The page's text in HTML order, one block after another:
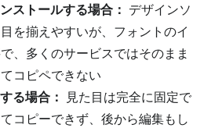
ストールする場合： デザインソ
を揃えやすいが、フォントのイ
、多くのサービスではそのまま
コピペできない
る場合： 見た目は完全に固定で
コピーできず、後から編集もし